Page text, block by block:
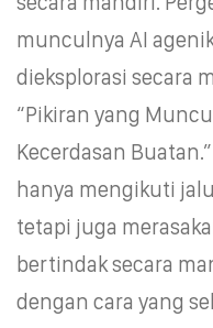
munculnya AI
dieksplorasi secara
“Pikiran yang
Kecerdasan
hanya mengikuti
tetapi juga
bertindak secara
dengan cara yang